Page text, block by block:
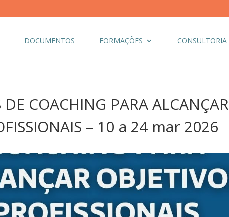
DOCUMENTOS FORMAÇÕES CONSULTORIA
DE COACHING PARA ALCANÇAR
– 10 a 24 mar 2026